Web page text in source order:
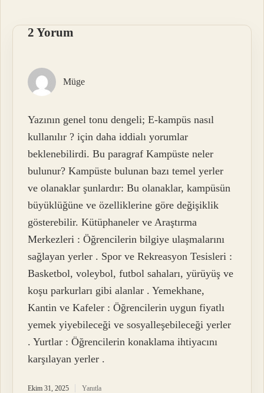
2 Yorum
Müge
Yazının genel tonu dengeli; E-kampüs nasıl
kullanılır ? için daha iddialı yorumlar
beklenebilirdi. Bu paragraf Kampüste neler
bulunur? Kampüste bulunan bazı temel yerler
ve olanaklar şunlardır: Bu olanaklar, kampüsün
büyüklüğüne ve özelliklerine göre değişiklik
gösterebilir. Kütüphaneler ve Araştırma
Merkezleri : Öğrencilerin bilgiye ulaşmalarını
sağlayan yerler . Spor ve Rekreasyon Tesisleri :
Basketbol, voleybol, futbol sahaları, yürüyüş ve
koşu parkurları gibi alanlar . Yemekhane,
Kantin ve Kafeler : Öğrencilerin uygun fiyatlı
yemek yiyebileceği ve sosyalleşebileceği yerler
. Yurtlar : Öğrencilerin konaklama ihtiyacını
karşılayan yerler .
Ekim 31, 2025 Yanıtla